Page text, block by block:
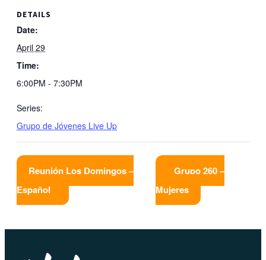
DETAILS
Date:
April 29
Time:
6:00PM - 7:30PM
Series:
Grupo de Jóvenes Live Up
Reunión Los Domingos –
Español
Grupo 260 –
Mujeres